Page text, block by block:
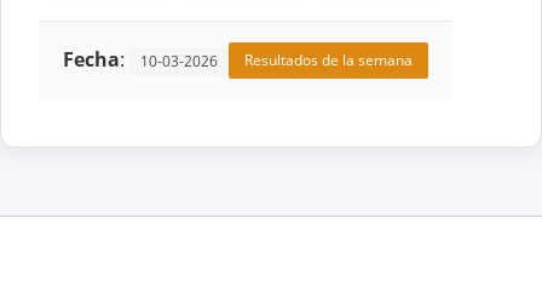
Fecha: 10-03-2026 Resultados de la semana